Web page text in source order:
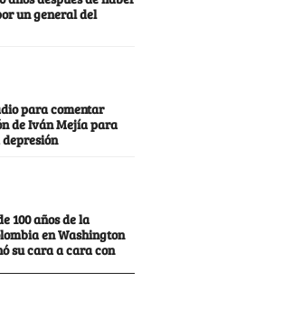
un general del
para comentar
de Iván Mejía para
100 años de la
en Washington
su cara a cara con